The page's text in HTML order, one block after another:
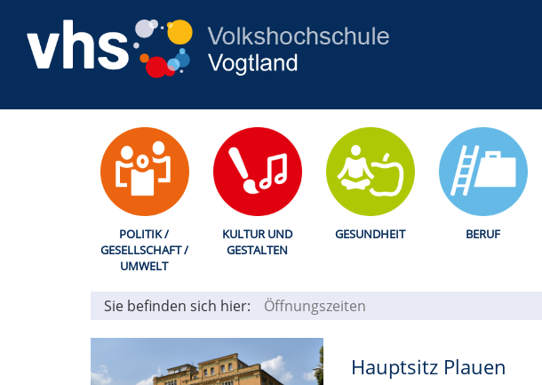
POLITIK /
GESELLSCHAFT /
UMWELT
KULTUR UND
GESTALTEN
GESUNDHEIT BERUF
Sie befinden sich hier: Öffnungszeiten
Hauptsitz Plauen